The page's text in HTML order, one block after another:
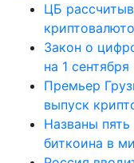
ЦБ
Закон о
на 1 сентября
Премьер
выпуск
Названы
биткоина в